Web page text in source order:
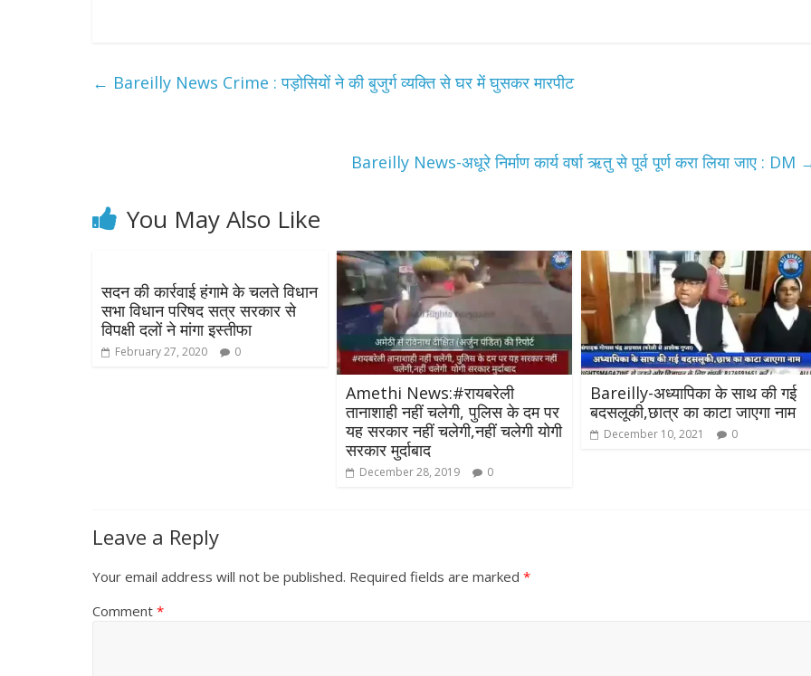
← Bareilly News Crime : पड़ोसियों ने की बुजुर्ग व्यक्ति से घर में घुसकर मारपीट
Bareilly News-अधूरे निर्माण कार्य वर्षा ऋतु से पूर्व पूर्ण करा लिया जाए : DM
You May Also Like
सदन की कार्रवाई हंगामे के चलते विधान
सभा विधान परिषद सत्र सरकार से
विपक्षी दलों ने मांगा इस्तीफा
February 27, 2020 0
Amethi News:#रायबरेली
तानाशाही नहीं चलेगी, पुलिस के दम पर
यह सरकार नहीं चलेगी,नहीं चलेगी योगी
सरकार मुर्दाबाद
December 28, 2019 0
Bareilly-अध्यापिका के साथ की गई
बदसलूकी,छात्र का काटा जाएगा नाम
December 10, 2021 0
Leave a Reply
Your email address will not be published. Required fields are marked *
Comment *
All Rights News Bareilly
Uttar
Pradesh
राजनीति हॉट राजनीतिक